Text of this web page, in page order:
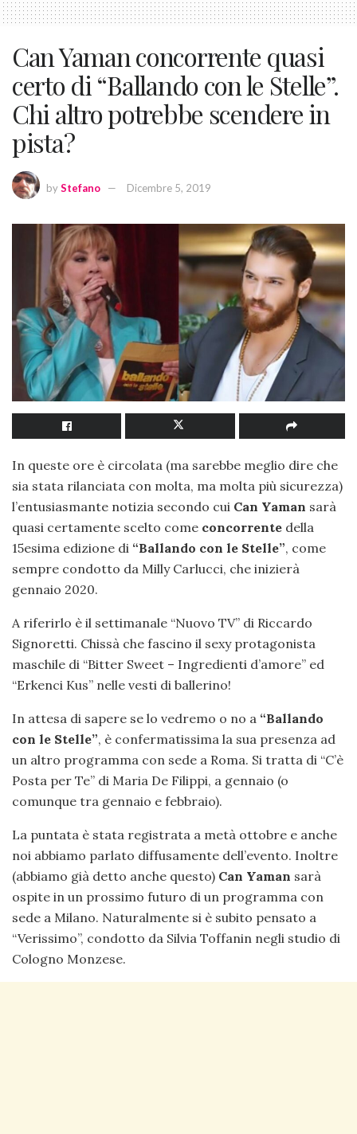
Can Yaman concorrente quasi
certo di “Ballando con le Stelle”.
Chi altro potrebbe scendere in
pista?
byStefano Dicembre 5, 2019
In queste ore è circolata (ma sarebbe meglio dire che
sia stata rilanciata con molta, ma molta più sicurezza)
l’entusiasmante notizia secondo cui Can Yaman sarà
quasi certamente scelto come concorrente della
15esima edizione di “Ballando con le Stelle”, come
sempre condotto da Milly Carlucci, che inizierà
gennaio 2020.
A riferirlo è il settimanale “Nuovo TV” di Riccardo
Signoretti. Chissà che fascino il sexy protagonista
maschile di “Bitter Sweet – Ingredienti d’amore” ed
“Erkenci Kus” nelle vesti di ballerino!
In attesa di sapere se lo vedremo o no a “Ballando
con le Stelle”, è confermatissima la sua presenza ad
un altro programma con sede a Roma. Si tratta di “C’è
Posta per Te” di Maria De Filippi, a gennaio (o
comunque tra gennaio e febbraio).
La puntata è stata registrata a metà ottobre e anche
noi abbiamo parlato diffusamente dell’evento. Inoltre
(abbiamo già detto anche questo) Can Yaman sarà
ospite in un prossimo futuro di un programma con
sede a Milano. Naturalmente si è subito pensato a
“Verissimo”, condotto da Silvia Toffanin negli studio di
Cologno Monzese.